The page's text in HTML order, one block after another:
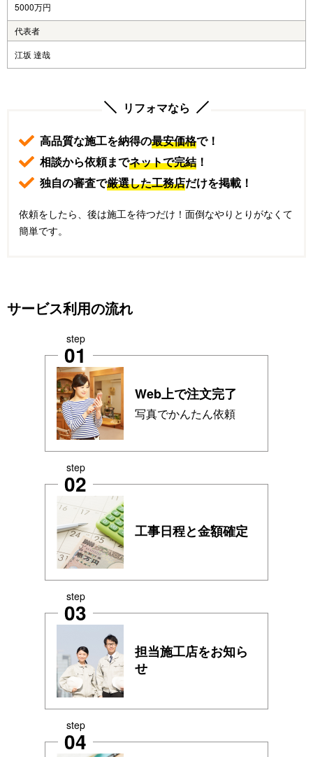
5000万円
代表者
江坂 達哉
リフォマなら
高品質な施工を納得の最安価格で！
相談から依頼までネットで完結 ！
独自の審査で厳選した工務店だけを掲載！
依頼をしたら、後は施工を待つだけ！面倒なやりとりがなくて
簡単です。
サービス利用の流れ
step
01
Web上で注文完了
写真でかんたん依頼
step
02
工事日程と金額確定
step
03
担当施工店をお知ら
せ
step
04